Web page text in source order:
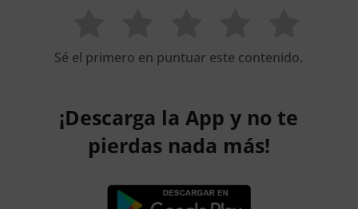
Sé el primero en puntuar este contenido.
¡Descarga la App y no te
pierdas nada más!